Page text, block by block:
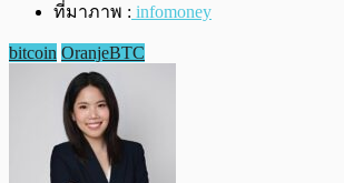
ที่มาภาพ : infomoney
bitcoin OranjeBTC